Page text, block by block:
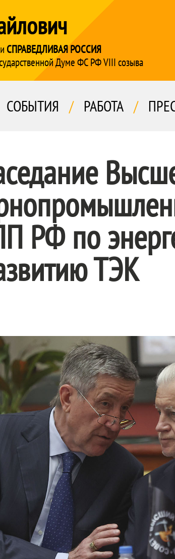
СПРАВЕДЛИВАЯ РОССИЯ
Думе ФС РФ VIII созыва
СОБЫТИЯ / РАБОТА /
РФ по
ТЭК